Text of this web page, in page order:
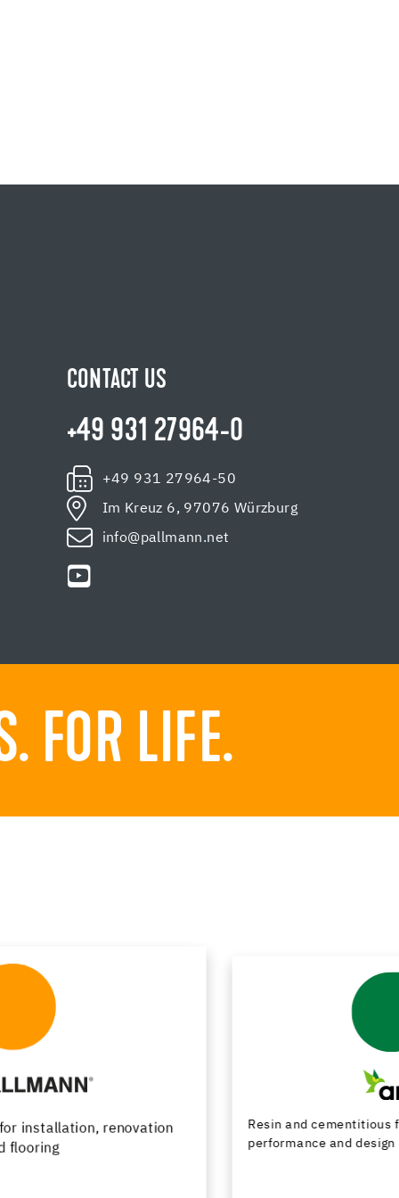
CONTACT US
+49 931 27964-0
+49 931 27964-50
Im Kreuz 6, 97076 Würzburg
info@pallmann.net
FOR LIFE.
Resin and cementitious floor finishes combining
performance and design